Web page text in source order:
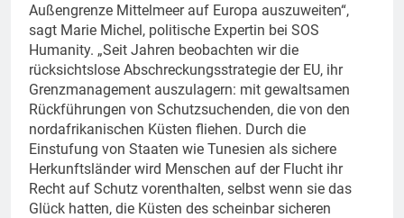
Außengrenze Mittelmeer auf Europa auszuweiten“,
sagt Marie Michel, politische Expertin bei SOS
Humanity. „Seit Jahren beobachten wir die
rücksichtslose Abschreckungsstrategie der EU, ihr
Grenzmanagement auszulagern: mit gewaltsamen
Rückführungen von Schutzsuchenden, die von den
nordafrikanischen Küsten fliehen. Durch die
Einstufung von Staaten wie Tunesien als sichere
Herkunftsländer wird Menschen auf der Flucht ihr
Recht auf Schutz vorenthalten, selbst wenn sie das
Glück hatten, die Küsten des scheinbar sicheren